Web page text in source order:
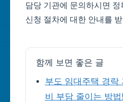
담당 기관에 문의하시면
신청 절차에 대한 안내를
함께 보면 좋은 글
부도 임대주택 경
비 부담 줄이는 방